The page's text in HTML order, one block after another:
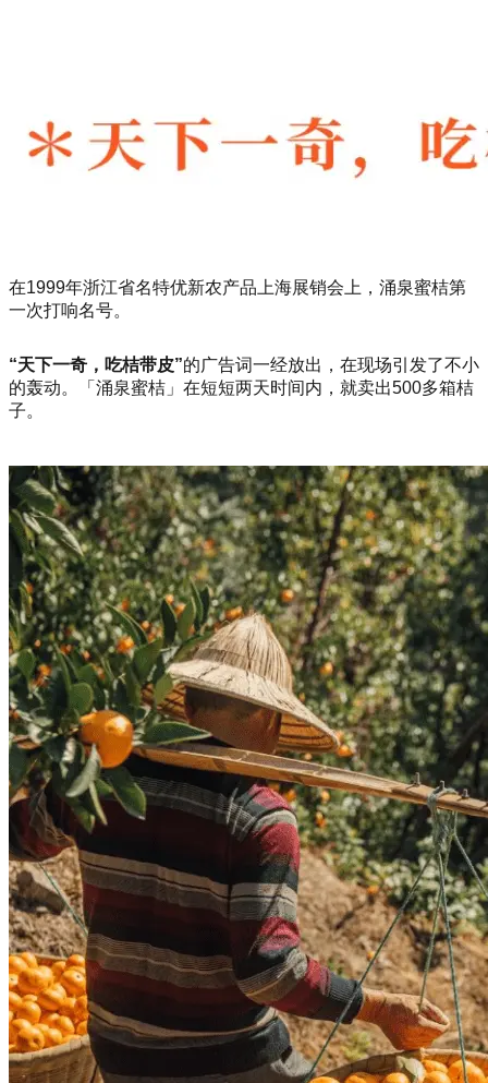
在1999年浙江省名特优新农产品上海展销会上，涌泉蜜桔第
一次打响名号。
“天下一奇，吃桔带皮”的广告词一经放出，在现场引发了不小
的轰动。「涌泉蜜桔」在短短两天时间内，就卖出500多箱桔
子。